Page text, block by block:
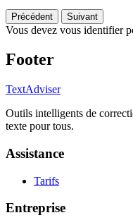
Précédent Suivant
Vous devez vous identifier
Footer
TextAdviser
Outils intelligents de
texte pour tous.
Assistance
Tarifs
Entreprise